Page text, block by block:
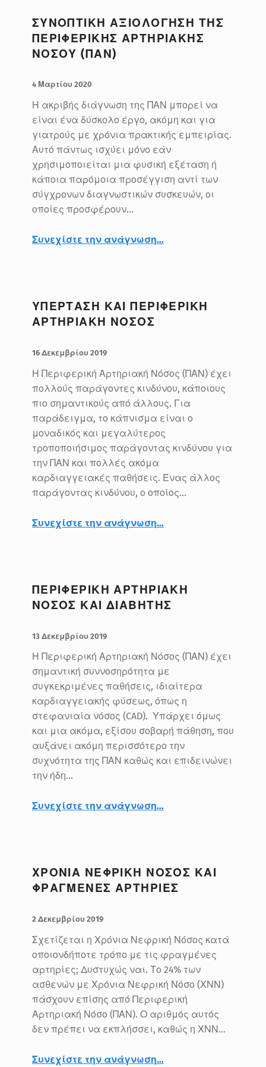
ΣΥΝΟΠΤΙΚΗ ΑΞΙΟΛΟΓΗΣΗ ΤΗΣ
ΠΕΡΙΦΕΡΙΚΗΣ ΑΡΤΗΡΙΑΚΗΣ
ΝΟΣΟΥ (ΠΑΝ)
4 Μαρτίου 2020
Η ακριβής διάγνωση της ΠΑΝ μπορεί να
είναι ένα δύσκολο έργο, ακόμη και για
γιατρούς με χρόνια πρακτικής εμπειρίας.
Αυτό πάντως ισχύει μόνο εάν
χρησιμοποιείται μια φυσική εξέταση ή
κάποια παρόμοια προσέγγιση αντί των
σύγχρονων διαγνωστικών συσκευών, οι
οποίες προσφέρουν…
Συνεχίστε την ανάγνωση“Συνοπτική αξιολόγηση της Περιφερικής Αρτηριακής Νόσου (ΠΑΝ)”
…
ΥΠΕΡΤΑΣΗ ΚΑΙ ΠΕΡΙΦΕΡΙΚΗ
ΑΡΤΗΡΙΑΚΗ ΝΟΣΟΣ
16 Δεκεμβρίου 2019
Η Περιφερική Αρτηριακή Νόσος (ΠΑΝ) έχει
πολλούς παράγοντες κινδύνου, κάποιους
πιο σημαντικούς από άλλους. Για
παράδειγμα, το κάπνισμα είναι ο
μοναδικός και μεγαλύτερος
τροποποιήσιμος παράγοντας κινδύνου για
την ΠΑΝ και πολλές ακόμα
καρδιαγγειακές παθήσεις. Ένας άλλος
παράγοντας κινδύνου, ο οποίος…
Συνεχίστε την ανάγνωση…
ΠΕΡΙΦΕΡΙΚΗ ΑΡΤΗΡΙΑΚΗ
ΝΟΣΟΣ ΚΑΙ ΔΙΑΒΗΤΗΣ
13 Δεκεμβρίου 2019
Η Περιφερική Αρτηριακή Νόσος (ΠΑΝ) έχει
σημαντική συννοσηρότητα με
συγκεκριμένες παθήσεις, ιδιαίτερα
καρδιαγγειακής φύσεως, όπως η
στεφανιαία νόσος (CAD). Υπάρχει όμως
και μια ακόμα, εξίσου σοβαρή πάθηση, που
αυξάνει ακόμη περισσότερο την
συχνότητα της ΠΑΝ καθώς και επιδεινώνει
την ήδη…
Συνεχίστε την ανάγνωση…
ΧΡΟΝΙΑ ΝΕΦΡΙΚΗ ΝΟΣΟΣ ΚΑΙ
ΦΡΑΓΜΕΝΕΣ ΑΡΤΗΡΙΕΣ
2 Δεκεμβρίου 2019
Σχετίζεται η Χρόνια Νεφρική Νόσος κατά
οποιονδήποτε τρόπο με τις φραγμένες
αρτηρίες; Δυστυχώς ναι. Το 24% των
ασθενών με Χρόνια Νεφρική Νόσο (ΧΝΝ)
πάσχουν επίσης από Περιφερική
Αρτηριακή Νόσο (ΠΑΝ). Ο αριθμός αυτός
δεν πρέπει να εκπλήσσει, καθώς η ΧΝΝ…
Συνεχίστε την ανάγνωση…